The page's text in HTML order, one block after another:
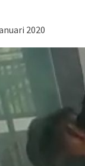
2020